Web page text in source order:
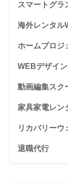
スマートグラ
海外レンタル
ホームプロジ
WEBデザイ
動画編集スク
家具家電レン
リカバリーウ
退職代行